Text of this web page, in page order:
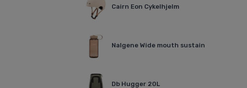
Cairn Eon Cykelhjelm
Nalgene Wide mouth sustain
Db Hugger 20L